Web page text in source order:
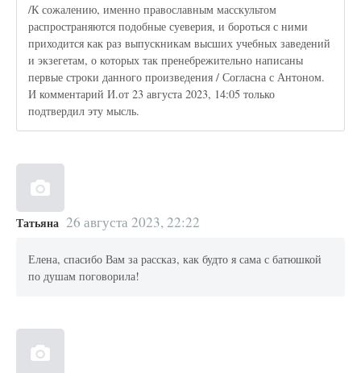
/К сожалению, именно православным масскультом
распространяются подобные суеверия, и бороться с ними
приходится как раз выпускникам высших учебных заведений
и экзегетам, о которых так пренебрежительно написаны
первые строки данного произведения / Согласна с Антоном.
И комментарий И.от 23 августа 2023, 14:05 только
подтвердил эту мысль.
Татьяна 26 августа 2023, 22:22
Елена, спасибо Вам за рассказ, как будто я сама с батюшкой
по душам поговорила!